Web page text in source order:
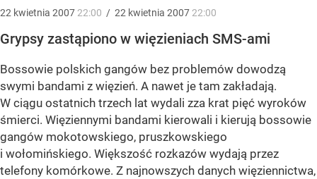
22 kwietnia 2007 22:00 / 22 kwietnia 2007 22:00
Grypsy zastąpiono w więzieniach SMS-ami
Bossowie polskich gangów bez problemów dowodzą
swymi bandami z więzień. A nawet je tam zakładają.
W ciągu ostatnich trzech lat wydali zza krat pięć wyroków
śmierci. Więziennymi bandami kierowali i kierują bossowie
gangów mokotowskiego, pruszkowskiego
i wołomińskiego. Większość rozkazów wydają przez
telefony komórkowe. Z najnowszych danych więziennictwa,